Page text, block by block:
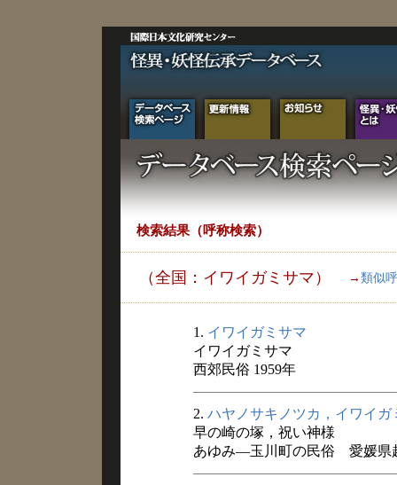
検索結果（呼称検索）
（全国：イワイガミサマ） → 類似
1. イワイガミサマ
イワイガミサマ
西郊民俗 1959年
2. ハヤノサキノツカ，イワイガ
早の崎の塚，祝い神様
あゆみ―玉川町の民俗 愛媛県